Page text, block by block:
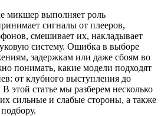
микшер выполняет роль
сигналы от плееров,
смешивает их, накладывает
систему. Ошибка в выборе
задержкам или даже сбоям во
понимать, какие модели подходят
от клубного выступления до
этой статье мы разберем несколько
сильные и слабые стороны, а также